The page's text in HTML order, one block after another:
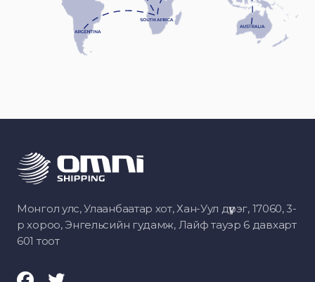
Монгол улс, Улаанбаатар хот, Хан-Уул дүүрэг, 17060, 3-
р хороо, Энгельсийн гудамж, Лайф тауэр 6 давхарт
601 тоот